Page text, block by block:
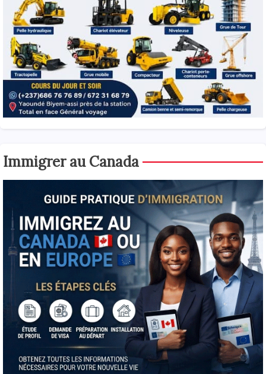
Immigrer au Canada